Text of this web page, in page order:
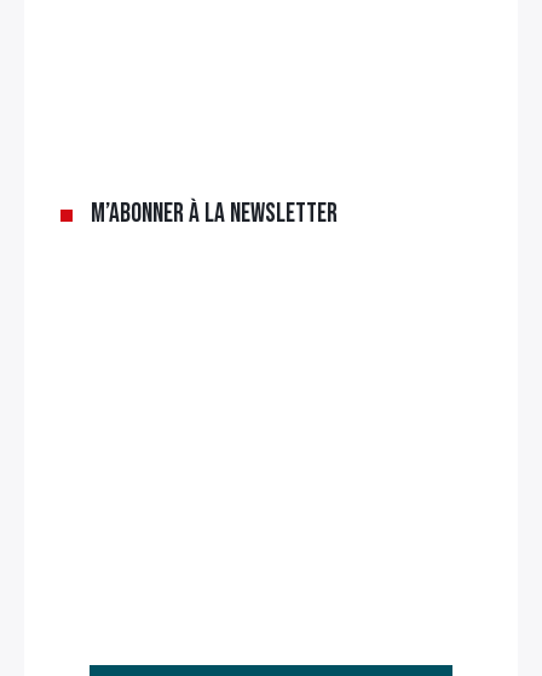
M’abonner à la newsletter